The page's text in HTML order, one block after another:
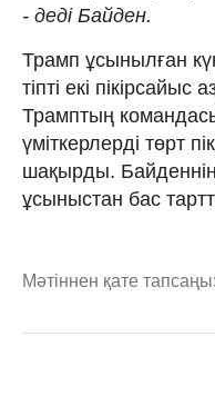
- деді Байден.
Трамп ұсынылған
тіпті екі пікірсайыс
Трамптың
үміткерлерді төрт
шақырды.
ұсыныстан бас
Мәтіннен қате